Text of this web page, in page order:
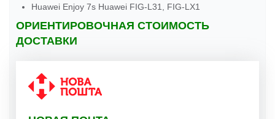
Huawei Enjoy 7s Huawei FIG-L31, FIG-LX1
ОРИЕНТИРОВОЧНАЯ СТОИМОСТЬ
ДОСТАВКИ